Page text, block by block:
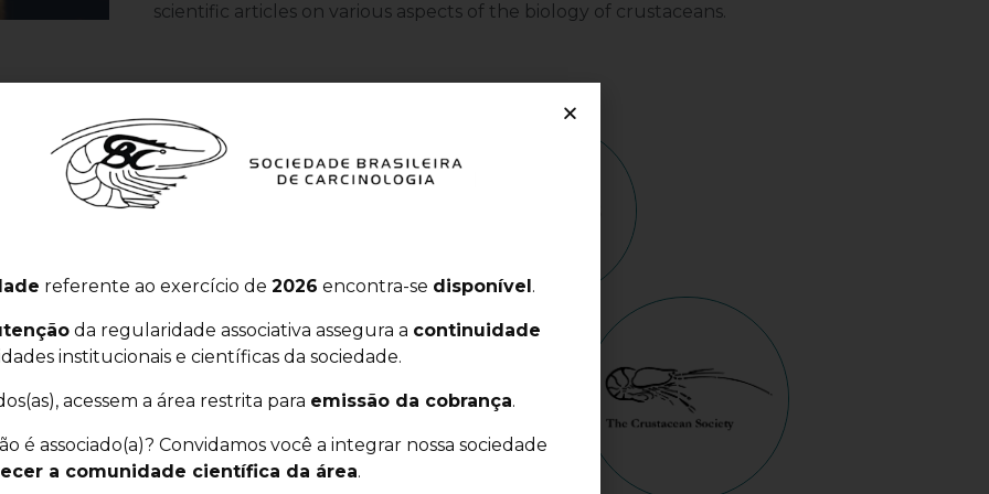
scientific articles on various aspects of the biology of crustaceans.
of Zoological
ofThe Crustacean
referente ao exercício de 2026 encontra-se disponível.
da regularidade associativa assegura a continuidade
institucionais e científicas da sociedade.
acessem a área restrita para emissão da cobrança.
é associado(a)? Convidamos você a integrar nossa sociedade
a comunidade científica da área.